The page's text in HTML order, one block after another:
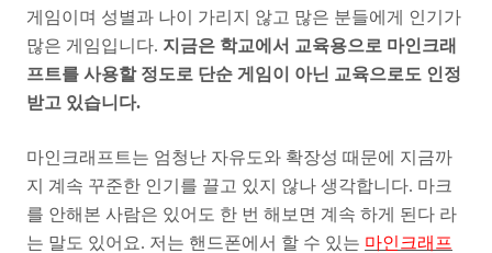
게임이며 성별과 나이 가리지 않고 많은 분들에게 인기가
많은 게임입니다. 지금은 학교에서 교육용으로 마인크래
프트를 사용할 정도로 단순 게임이 아닌 교육으로도 인정
받고 있습니다.
마인크래프트는 엄청난 자유도와 확장성 때문에 지금까
지 계속 꾸준한 인기를 끌고 있지 않나 생각합니다. 마크
를 안해본 사람은 있어도 한 번 해보면 계속 하게 된다 라
는 말도 있어요. 저는 핸드폰에서 할 수 있는 마인크래프